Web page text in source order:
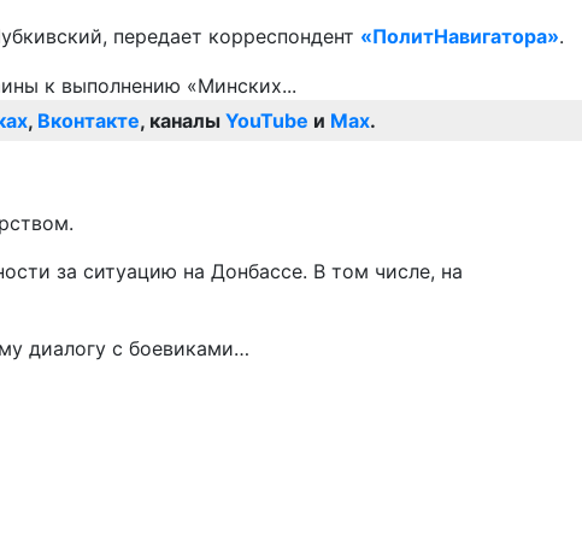
передает корреспондент «ПолитНавигатора».
, Вконтакте, каналы YouTube и Max.
за ситуацию на Донбассе. В том числе, на
диалогу с боевиками…